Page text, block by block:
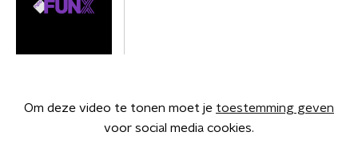
Om deze video te tonen moet je toestemming geven
voor social media cookies.